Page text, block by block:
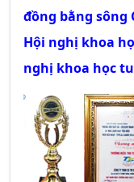
đồng bằng sông
Hội nghị khoa
nghị khoa học